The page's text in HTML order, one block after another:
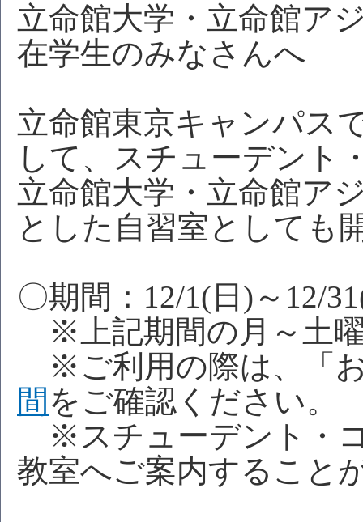
立命館大学・立命館ア
在学生のみなさんへ
立命館東京キャンパス
して、スチューデント
立命館大学・立命館ア
とした自習室としても
〇期間：12/1(日)～12/
※上記期間の月～土
※ご利用の際は、「
間 をご確認ください。
※スチューデント・
教室へご案内すること